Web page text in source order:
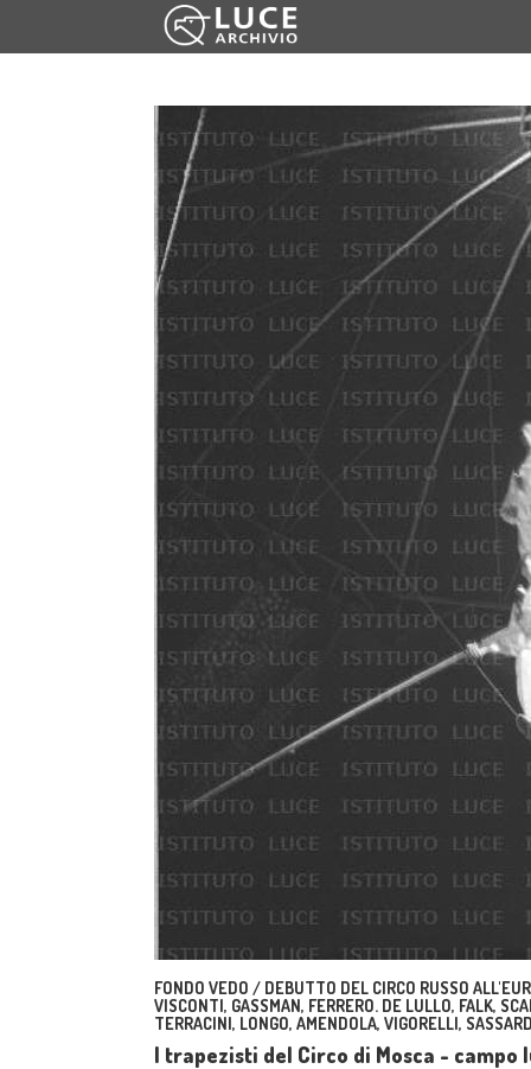
FONDO VEDO / DEBUTTO DEL CIRCO RUSSO
VISCONTI, GASSMAN, FERRERO. DE LULLO, FALK,
TERRACINI, LONGO, AMENDOLA, VIGORELLI,
I trapezisti del Circo di Mosca - campo